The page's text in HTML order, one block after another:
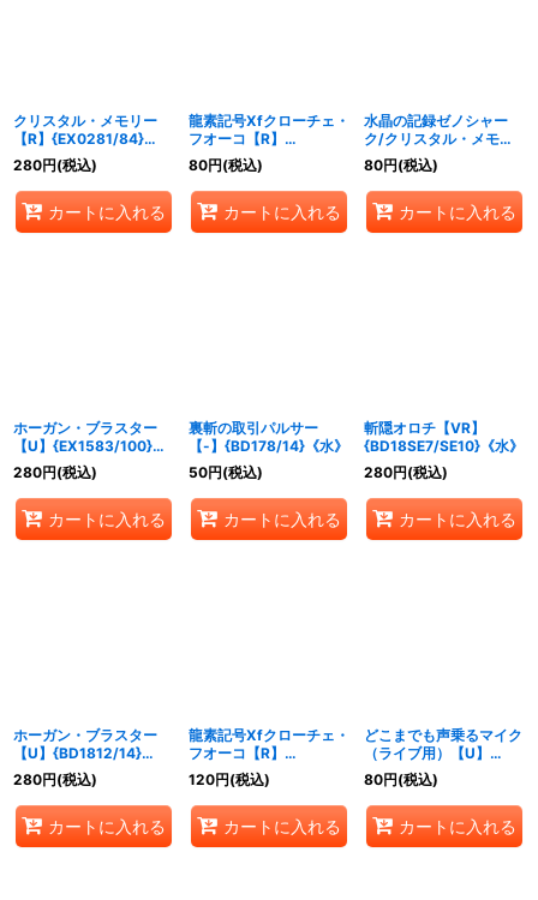
クリスタル・メモリー
【R】{EX0281/84}
《水》
280円(税込)
カートに入れる
龍素記号Xfクローチェ・
フオーコ【R】
{EX0343/69}《水》
80円(税込)
カートに入れる
水晶の記録ゼノシャー
ク/クリスタル・メモリ
ー【VR】
{BD15SE7/SE10}《水》
80円(税込)
カートに入れる
ホーガン・ブラスター
【U】{EX1583/100}
《水》
280円(税込)
カートに入れる
裏斬の取引パルサー
【-】{BD178/14}《水》
50円(税込)
カートに入れる
斬隠オロチ【VR】
{BD18SE7/SE10}《水》
280円(税込)
カートに入れる
ホーガン・ブラスター
【U】{BD1812/14}
《水》
280円(税込)
カートに入れる
龍素記号Xfクローチェ・
フオーコ【R】
{RP21TF9/TF20}
《水》
120円(税込)
カートに入れる
どこまでも声乗るマイク
（ライブ用）【U】
{22RP236/74}《水》
80円(税込)
カートに入れる